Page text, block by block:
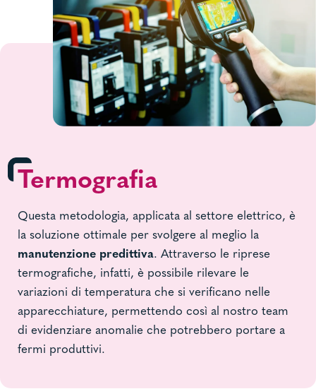
Termografia
Questa metodologia, applicata al settore elettrico, è
la soluzione ottimale per svolgere al meglio la
manutenzione predittiva. Attraverso le riprese
termografiche, infatti, è possibile rilevare le
variazioni di temperatura che si verificano nelle
apparecchiature, permettendo così al nostro team
di evidenziare anomalie che potrebbero portare a
fermi produttivi.